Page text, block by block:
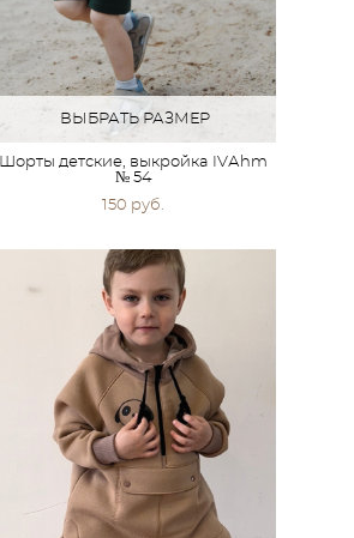
ВЫБРАТЬ РАЗМЕР
Шорты детские, выкройка IVАhm
№ 54
150 pуб.